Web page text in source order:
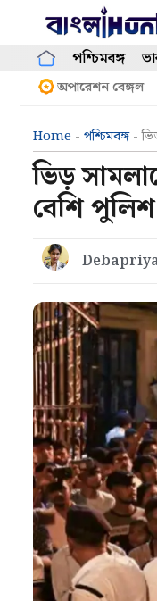
content
পশ্চিমবঙ্গ
অপারেশন বেঙ্গল
Home - পশ্চিমবঙ্গ-
ভিড়
বেশি পুলিশ